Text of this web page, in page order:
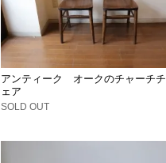
アンティーク オークのチャーチチ
ェア
SOLD OUT